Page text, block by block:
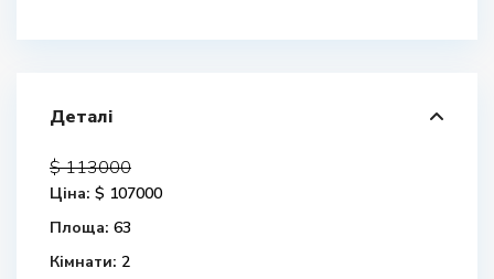
Деталі
$ 113000
Ціна: $ 107000
Площа: 63
Кімнати: 2